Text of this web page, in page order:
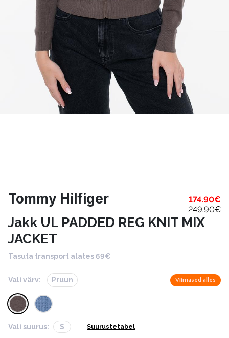
Tommy Hilfiger 174.90€
249.90€
Jakk UL PADDED REG KNIT MIX
JACKET
Tasuta transport alates 69€
Vali värv: Pruun Viimased alles
Vali suurus: S Suurustetabel